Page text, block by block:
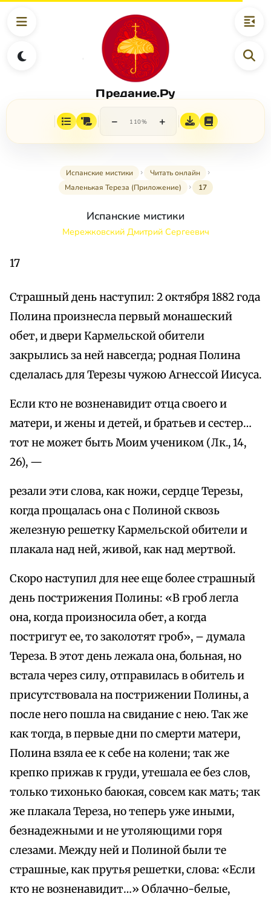
Предание.Ру
− 110% +
Испанские мистики
Читать онлайн
Маленькая Тереза (Приложение)
17
Испанские мистики
Мережковский Дмитрий Сергеевич
17
Страшный день наступил: 2 октября 1882 года
Полина произнесла первый монашеский
обет, и двери Кармельской обители
закрылись за ней навсегда; родная Полина
сделалась для Терезы чужою Агнессой Иисуса.
Если кто не возненавидит отца своего и
матери, и жены и детей, и братьев и сестер…
тот не может быть Моим учеником (Лк., 14,
26), —
резали эти слова, как ножи, сердце Терезы,
когда прощалась она с Полиной сквозь
железную решетку Кармельской обители и
плакала над ней, живой, как над мертвой.
Скоро наступил для нее еще более страшный
день пострижения Полины: «В гроб легла
она, когда произносила обет, а когда
постригут ее, то заколотят гроб», – думала
Тереза. В этот день лежала она, больная, но
встала через силу, отправилась в обитель и
присутствовала на пострижении Полины, а
после него пошла на свидание с нею. Так же
как тогда, в первые дни по смерти матери,
Полина взяла ее к себе на колени; так же
крепко прижав к груди, утешала ее без слов,
только тихонько баюкая, совсем как мать; так
же плакала Тереза, но теперь уже иными,
безнадежными и не утоляющими горя
слезами. Между ней и Полиной были те
страшные, как прутья решетки, слова: «Если
кто не возненавидит…» Облачно-белые,